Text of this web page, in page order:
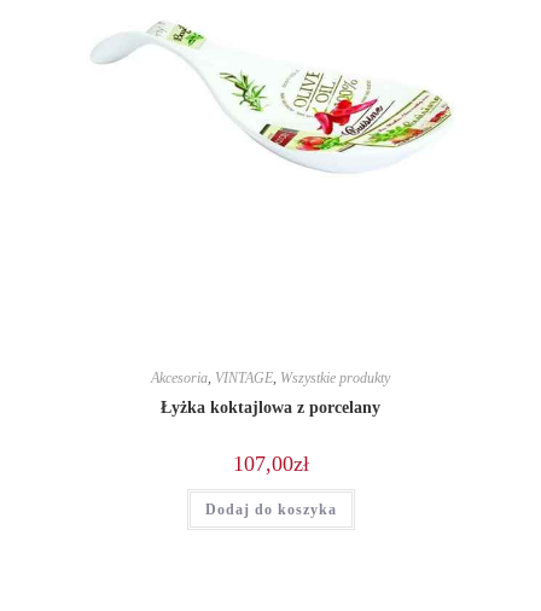
Akcesoria, VINTAGE, Wszystkie produkty
Łyżka koktajlowa z porcelany
107,00zł
Dodaj do koszyka